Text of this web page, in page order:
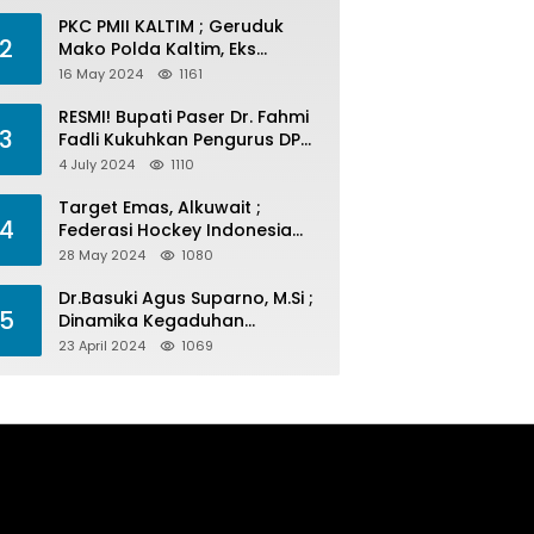
2
PKC PMII KALTIM ; Geruduk
Mako Polda Kaltim, Eks
Lubang Tambang Banyak
16 May 2024 1161
3
RESMI! Bupati Paser Dr. Fahmi
Fadli Kukuhkan Pengurus DPP
LAP 2024-2029
4 July 2024 1110
4
Target Emas, Alkuwait ;
Federasi Hockey Indonesia
Kota Balikpapan Siap Menjadi
28 May 2024 1080
5
Dr.Basuki Agus Suparno, M.Si ;
Dinamika Kegaduhan
Komunikasi Politik Jelang
23 April 2024 1069